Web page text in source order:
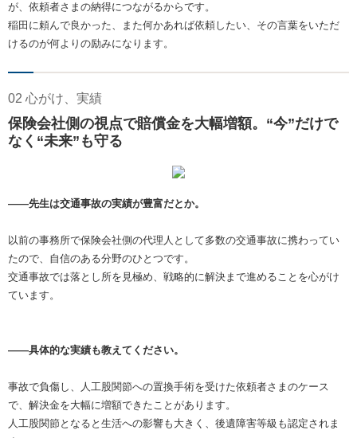
が、依頼者さまの納得につながるからです。
稲田に頼んで良かった、また何かあれば依頼したい、その言葉をいただ
けるのが何よりの励みになります。
02 心がけ、実績
保険会社側の視点で賠償金を大幅増額。“今”だけで
なく“未来”も守る
――先生は交通事故の実績が豊富だとか。
以前の事務所で保険会社側の代理人として多数の交通事故に携わってい
たので、自信のある分野のひとつです。
交通事故では落とし所を見極め、戦略的に解決まで進めることを心がけ
ています。
――具体的な実績も教えてください。
事故で負傷し、人工股関節への置換手術を受けた依頼者さまのケース
で、解決金を大幅に増額できたことがあります。
人工股関節となると生活への影響も大きく、後遺障害等級も認定されま